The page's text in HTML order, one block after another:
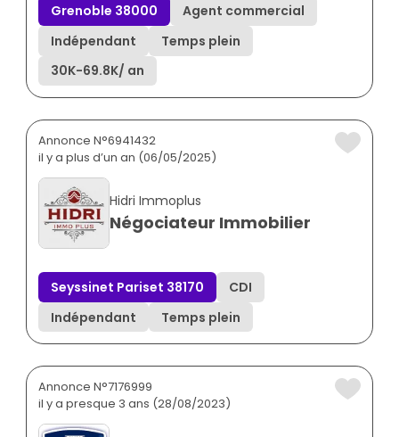
Grenoble 38000
Agent commercial
Indépendant
Temps plein
30K-69.8K/ an
Annonce N°6941432
il y a plus d’un an (06/05/2025)
Hidri Immoplus
Négociateur Immobilier
Seyssinet Pariset 38170
CDI
Indépendant
Temps plein
Annonce N°7176999
il y a presque 3 ans (28/08/2023)